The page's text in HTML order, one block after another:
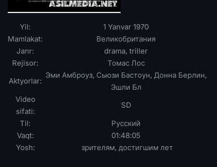
Yil:
1 Yanvar 1970
Mamlakat:
Великобритания
Janr:
drama, triller
Rejisor:
Томас Лос
Aktyorlar:
Эми Амброуз, Сьюзи Бастоун, Донна Берлин,
Эшли Бл
Video
sifati:
SD
Til:
Русский
Vaqt:
01:48:05
Yosh:
зрителям, достигшим лет